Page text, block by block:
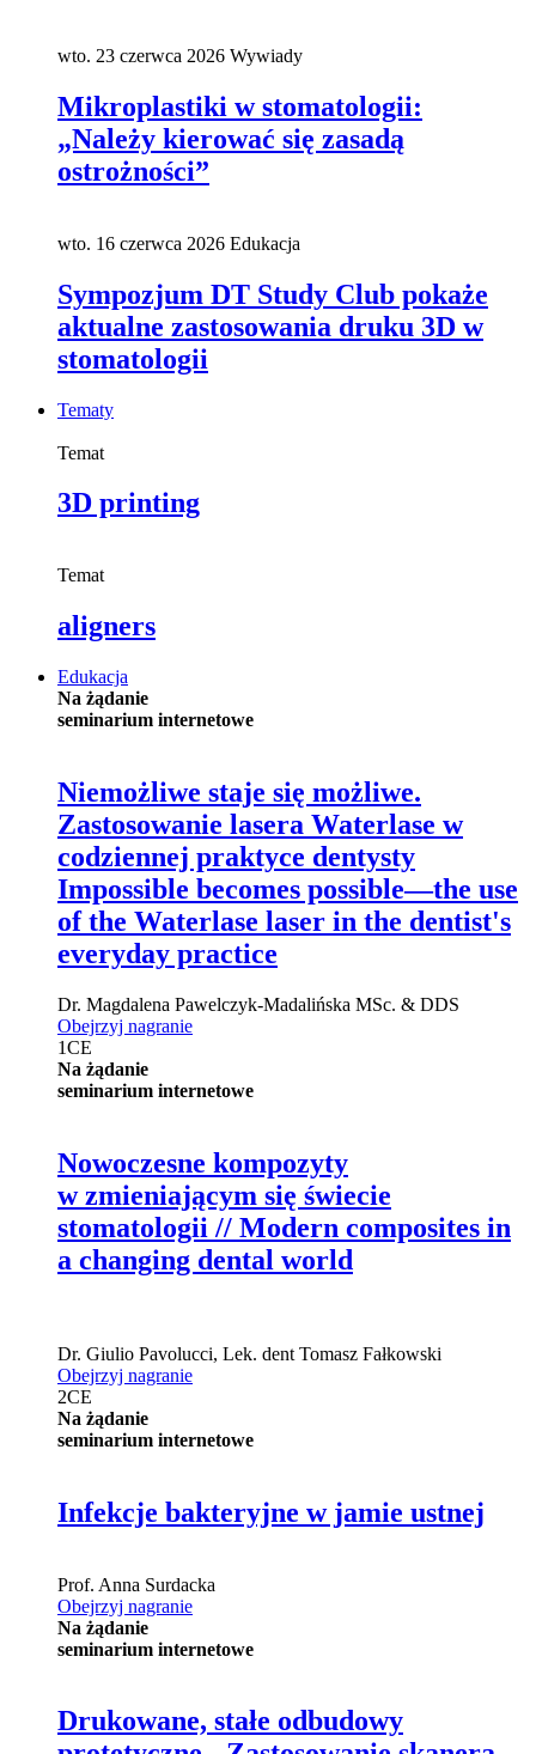
wto. 23 czerwca 2026 Wywiady
Mikroplastiki w stomatologii:
„Należy kierować się zasadą
ostrożności”
wto. 16 czerwca 2026 Edukacja
Sympozjum DT Study Club pokaże
aktualne zastosowania druku 3D w
stomatologii
Tematy
Temat
3D printing
Temat
aligners
Edukacja
Na żądanie
seminarium internetowe
Niemożliwe staje się możliwe.
Zastosowanie lasera Waterlase w
codziennej praktyce dentysty
Impossible becomes possible—the use
of the Waterlase laser in the dentist's
everyday practice
Dr. Magdalena Pawelczyk-Madalińska MSc. & DDS
Obejrzyj nagranie
1CE
Na żądanie
seminarium internetowe
Nowoczesne kompozyty
w zmieniającym się świecie
stomatologii // Modern composites in
a changing dental world
Dr. Giulio Pavolucci, Lek. dent Tomasz Fałkowski
Obejrzyj nagranie
2CE
Na żądanie
seminarium internetowe
Infekcje bakteryjne w jamie ustnej
Prof. Anna Surdacka
Obejrzyj nagranie
Na żądanie
seminarium internetowe
Drukowane, stałe odbudowy